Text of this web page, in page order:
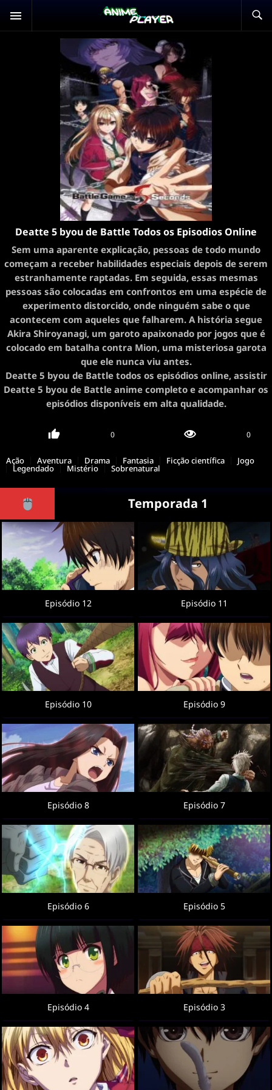
Deatte 5 byou de Battle Todos os Episodios Online
Sem uma aparente explicação, pessoas de todo mundo
começam a receber habilidades especiais depois de serem
estranhamente raptadas. Em seguida, essas mesmas
pessoas são colocadas em confrontos em uma espécie de
experimento distorcido, onde ninguém sabe o que
acontecem com aqueles que falharem. A história segue
Akira Shiroyanagi, um garoto apaixonado por jogos que é
colocado em batalha contra Mion, uma misteriosa garota
que ele nunca viu antes.
Deatte 5 byou de Battle todos os episódios online, assistir
Deatte 5 byou de Battle anime completo e acompanhar os
episódios disponíveis em alta qualidade.
0 0
Ação Aventura Drama Fantasia Ficção científica Jogo
Legendado Mistério Sobrenatural
Temporada 1
Episódio 12 Episódio 11
Episódio 10 Episódio 9
Episódio 8 Episódio 7
Episódio 6 Episódio 5
Episódio 4 Episódio 3